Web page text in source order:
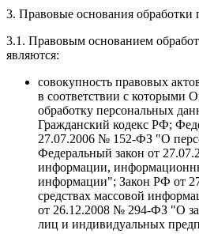
3. Правовые основания
3.1. Правовым основанием
являются:
совокупность правовых
в соответствии с которыми
обработку персональных
Гражданский кодекс РФ;
27.07.2006 № 152-ФЗ "О
Федеральный закон от
информации,
информации"; Закон РФ от
средствах массовой
от 26.12.2008 № 294-ФЗ "О
лиц и индивидуальных